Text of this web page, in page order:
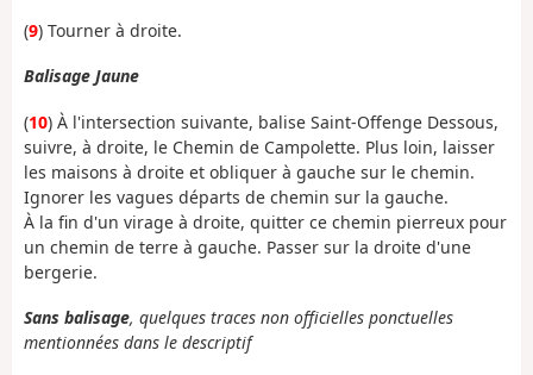
(9) Tourner à droite.
Balisage Jaune
(10) À l'intersection suivante, balise Saint-Offenge Dessous,
suivre, à droite, le Chemin de Campolette. Plus loin, laisser
les maisons à droite et obliquer à gauche sur le chemin.
Ignorer les vagues départs de chemin sur la gauche.
À la fin d'un virage à droite, quitter ce chemin pierreux pour
un chemin de terre à gauche. Passer sur la droite d'une
bergerie.
Sans balisage, quelques traces non officielles ponctuelles
mentionnées dans le descriptif